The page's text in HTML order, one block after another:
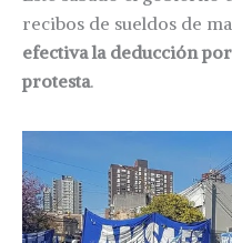
recibos de sueldos de
efectiva la deducción
protesta.